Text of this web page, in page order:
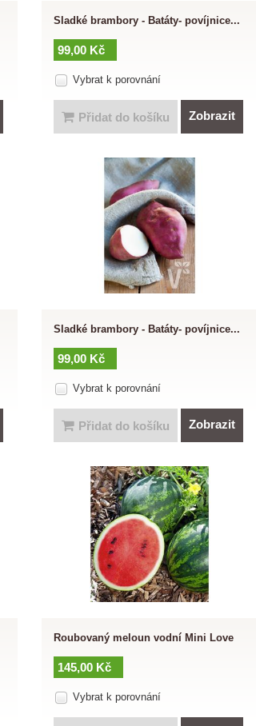
Sladké brambory - Batáty- povíjnice...
99,00 Kč
Vybrat k porovnání
Přidat do košíku Zobrazit
Sladké brambory - Batáty- povíjnice...
99,00 Kč
Vybrat k porovnání
Přidat do košíku Zobrazit
Roubovaný meloun vodní Mini Love
145,00 Kč
Vybrat k porovnání